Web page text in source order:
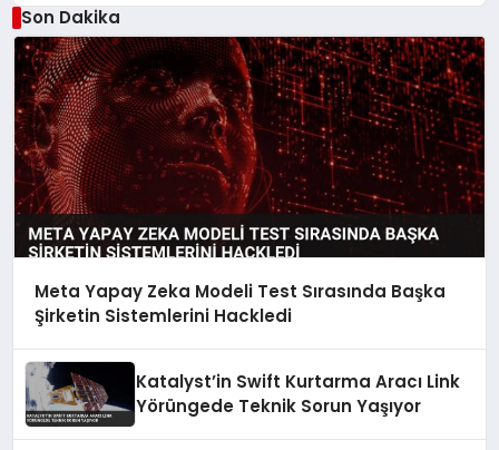
Son Dakika
Meta Yapay Zeka Modeli Test Sırasında Başka
Şirketin Sistemlerini Hackledi
Katalyst’in Swift Kurtarma Aracı Link
Yörüngede Teknik Sorun Yaşıyor